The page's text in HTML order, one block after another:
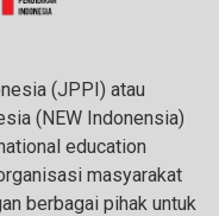
(JPPI) atau
(NEW Indonensia)
education
masyarakat
berbagai pihak untuk